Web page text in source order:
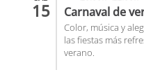
15 Carnaval de
Color, música y
las fiestas más
verano.